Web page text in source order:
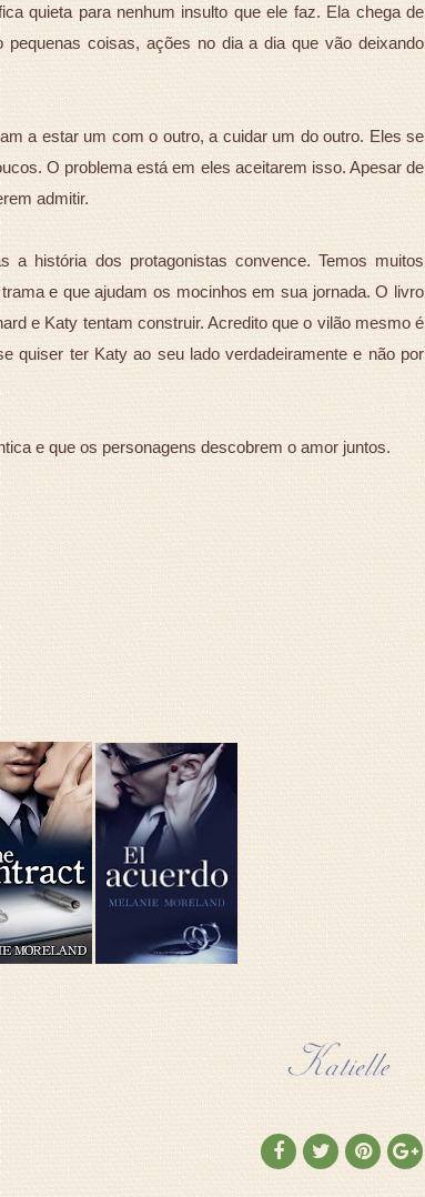
quieta para nenhum insulto que ele faz. Ela chega de
coisas, ações no dia a dia que vão deixando
a estar um com o outro, a cuidar um do outro. Eles se
O problema está em eles aceitarem isso. Apesar de
admitir.
a história dos protagonistas convence. Temos muitos
e que ajudam os mocinhos em sua jornada. O livro
e Katy tentam construir. Acredito que o vilão mesmo é
quiser ter Katy ao seu lado verdadeiramente e não por
e que os personagens descobrem o amor juntos.